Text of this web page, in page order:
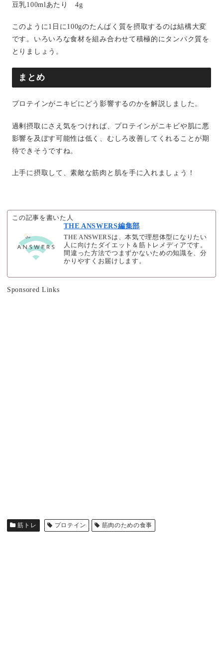
豆乳100mlあたり 4g
このように1日に100gのたんぱく質を摂取するのは結構大変
です。いろいろな食材を組み合わせて積極的にタンパク質を
とりましょう。
まとめ
プロテインがニキビにどう影響するのかを解説しました。
過剰摂取にさえ気をつければ、プロテインがニキビや肌に悪
影響を及ぼす可能性は低く、むしろ改善してくれることが期
待できそうですね。
上手に摂取して、素敵な筋肉と肌を手に入れましょう！
この記事を書いた人
THE ANSWERS編集部
THE ANSWERSは、本気で理想体型になりたい
人に向けたダイエット＆筋トレメディアです。
間違った方法でつまずかないための知識を、分
かりやすくお届けします。
Sponsored Links
筋トレ プロテイン 筋肉のための食事